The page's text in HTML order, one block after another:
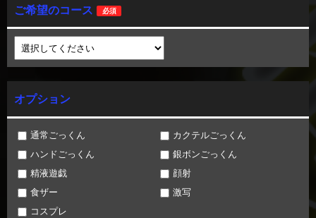
ご希望のコース 必須
オプション
通常ごっくん
カクテルごっくん
ハンドごっくん
銀ボンごっくん
精液遊戯
顔射
食ザー
激写
コスプレ